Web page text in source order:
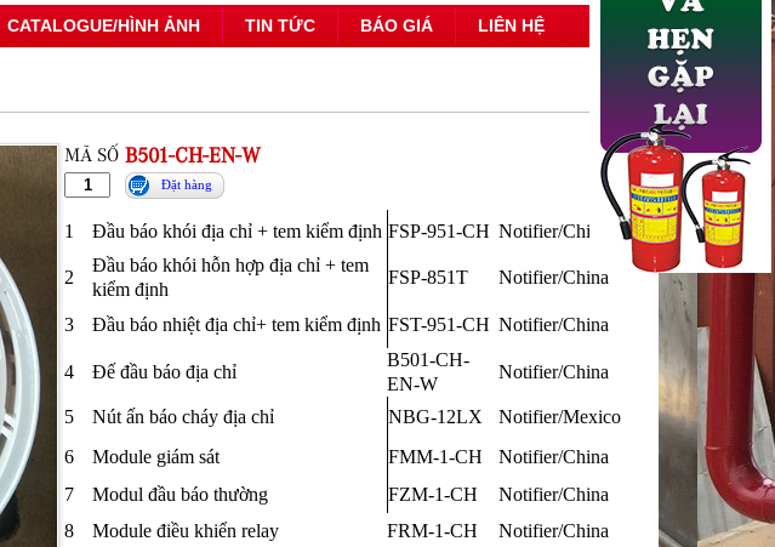
CATALOGUE/HÌNH ẢNH TIN TỨC BÁO GIÁ LIÊN HỆ
MÃ SỐ B501-CH-EN-W
Đặt hàng
1 Đầu báo khói địa chỉ + tem kiểm định FSP-951-CH Notifier/China
2
Đầu báo khói hỗn hợp địa chỉ + tem
kiểm định
FSP-851T Notifier/China
3 Đầu báo nhiệt địa chỉ+ tem kiểm định FST-951-CH Notifier/China
4 Đế đầu báo địa chỉ
B501-CH-
EN-W
Notifier/China
5 Nút ấn báo cháy địa chỉ NBG-12LX
Notifier/Mexico
6
Module giám sát FMM-1-CH
Notifier/China
7
Modul đầu báo thường FZM-1-CH
Notifier/China
8
Module điều khiển relay FRM-1-CH Notifier/China